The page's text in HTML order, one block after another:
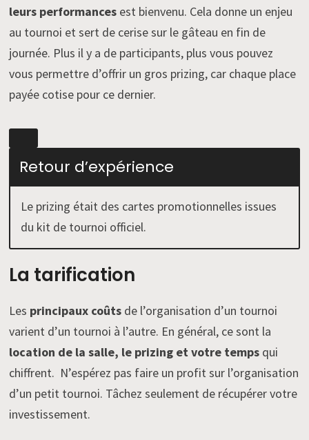
leurs performances est bienvenu. Cela donne un enjeu
au tournoi et sert de cerise sur le gâteau en fin de
journée. Plus il y a de participants, plus vous pouvez
vous permettre d’offrir un gros prizing, car chaque place
payée cotise pour ce dernier.
Retour d’expérience
Le prizing était des cartes promotionnelles issues
du kit de tournoi officiel.
La tarification
Les principaux coûts de l’organisation d’un tournoi
varient d’un tournoi à l’autre. En général, ce sont la
location de la salle, le prizing et votre temps qui
chiffrent. N’espérez pas faire un profit sur l’organisation
d’un petit tournoi. Tâchez seulement de récupérer votre
investissement.